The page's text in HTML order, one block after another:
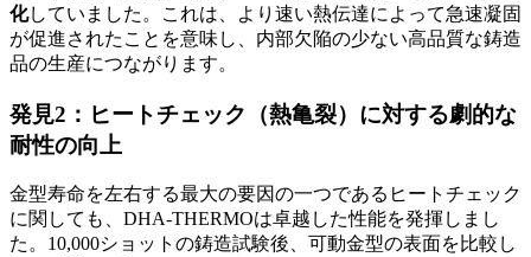
化していました。これは、より速い熱伝達によって急速凝固
が促進されたことを意味し、内部欠陥の少ない高品質な鋳造
品の生産につながります。
発見2：ヒートチェック（熱亀裂）に対する劇的な
耐性の向上
金型寿命を左右する最大の要因の一つであるヒートチェック
に関しても、DHA-THERMOは卓越した性能を発揮しまし
た。10,000ショットの鋳造試験後、可動金型の表面を比較し